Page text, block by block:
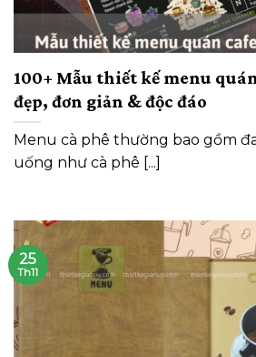
100+ Mẫu thiết kế menu
đẹp, đơn giản & độc đáo
Menu cà phê thường bao gồm
uống như cà phê [...]
25
Th11